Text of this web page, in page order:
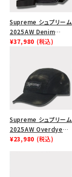
Supreme シュプリーム
2025AW Denim
Shoulder Bag デニム
¥37,980 (税込)
Supreme シュプリーム
2025AW Overdyed
Camp Cap オーバーダ
¥23,980 (税込)